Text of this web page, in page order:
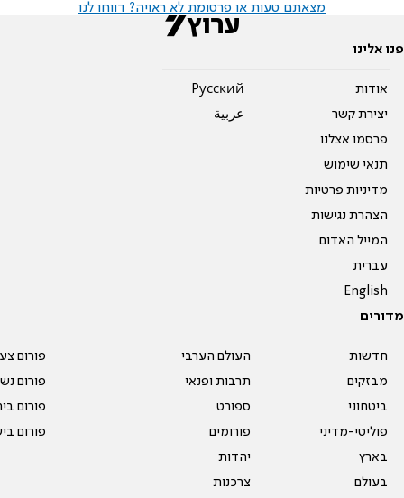
מצאתם טעות או פרסומת לא ראויה? דווחו לנו
פנו אלינו
אודות
יצירת קשר
פרסמו אצלנו
תנאי שימוש
מדיניות פרטיות
הצהרת נגישות
המייל האדום
עברית
English
Pусский
عربية
מדורים
חדשות
מבזקים
ביטחוני
פוליטי-מדיני
בארץ
בעולם
העולם הערבי
תרבות ופנאי
ספורט
פורומים
יהדות
צרכנות
פורום
פורום
פורום
פורום